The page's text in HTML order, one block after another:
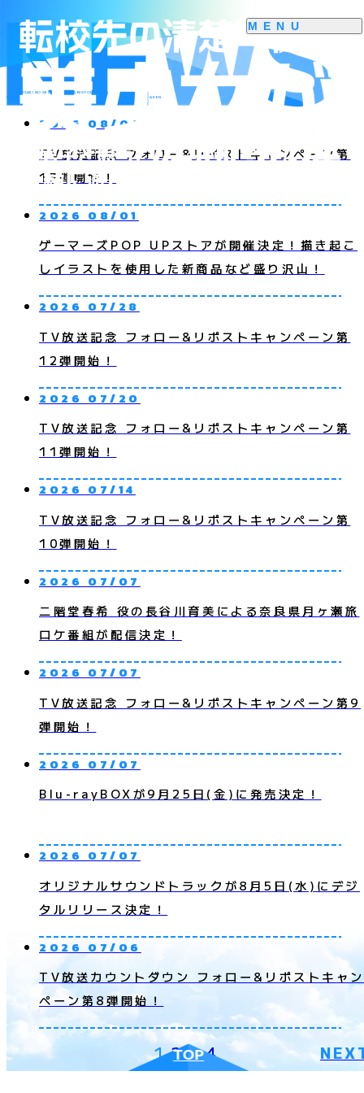
TENKOUSAKI NO SEISOKAREN NA BISYOUJO GA,
MUKASHI DANSHI TO OMOTTE ISSYO NI ASONDA OSANANAJIMI DATTA KEN
2026 08/04
TV放送記念 フォロー&リポストキャンペーン第
13弾開始！
2026 08/01
ゲーマーズPOP UPストアが開催決定！描き起こ
しイラストを使用した新商品など盛り沢山！
2026 07/28
TV放送記念 フォロー&リポストキャンペーン第
12弾開始！
2026 07/20
TV放送記念 フォロー&リポストキャンペーン第
11弾開始！
2026 07/14
TV放送記念 フォロー&リポストキャンペーン第
10弾開始！
2026 07/07
二階堂春希 役の長谷川育美による奈良県月ヶ瀬旅
ロケ番組が配信決定！
2026 07/07
TV放送記念 フォロー&リポストキャンペーン第9
弾開始！
2026 07/07
Blu-rayBOXが9月25日(金)に発売決定！
2026 07/07
オリジナルサウンドトラックが8月5日(水)にデジ
タルリリース決定！
2026 07/06
TV放送カウントダウン フォロー&リポストキャ
ペーン第8弾開始！
1234
TOP